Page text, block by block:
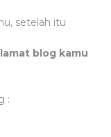
setelah itu
blog kamu
: